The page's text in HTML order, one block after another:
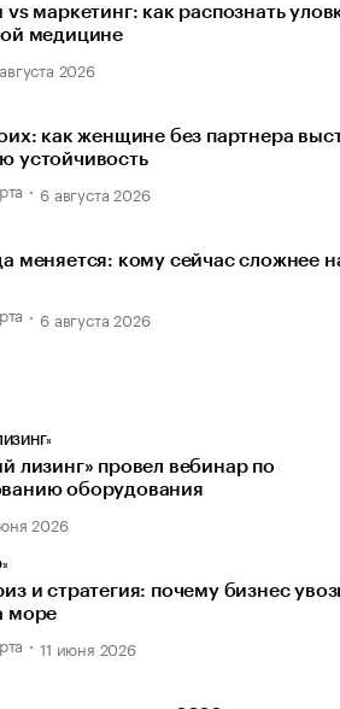
vs маркетинг: как распознать
медицине
2026
как женщине без партнера
устойчивость
6 августа 2026
меняется: кому сейчас сложнее
6 августа 2026
лизинг» провел вебинар по
оборудования
2026
и стратегия: почему бизнес
море
11 июня 2026